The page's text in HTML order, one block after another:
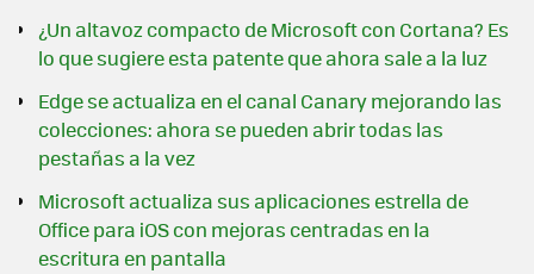
¿Un altavoz compacto de Microsoft con Cortana? Es
lo que sugiere esta patente que ahora sale a la luz
Edge se actualiza en el canal Canary mejorando las
colecciones: ahora se pueden abrir todas las
pestañas a la vez
Microsoft actualiza sus aplicaciones estrella de
Office para iOS con mejoras centradas en la
escritura en pantalla